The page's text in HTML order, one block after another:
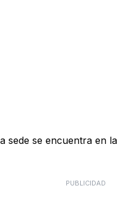
se encuentra en
PUBLICIDAD